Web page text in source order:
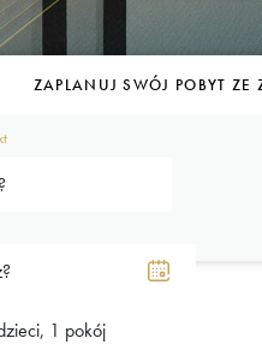
ZAPLANUJ SWÓJ POBYT ZE
1 pokój